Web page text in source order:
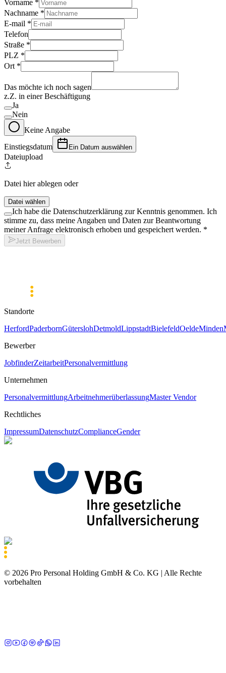
Vorname *
Nachname *
E-mail *
Telefon
Straße *
PLZ *
Ort *
Das möchte ich noch sagen
z.Z. in einer Beschäftigung
Ja
Nein
Keine Angabe
Einstiegsdatum
Ein Datum auswählen
Dateiupload
Datei hier ablegen oder
Datei wählen
Ich habe die Datenschutzerklärung zur Kenntnis genommen. Ich
stimme zu, dass meine Angaben und Daten zur Beantwortung
meiner Anfrage elektronisch erhoben und gespeichert werden. *
Jetzt Bewerben
Standorte
HerfordPaderbornGüterslohDetmoldLippstadtBielefeldOeldeMinden
Bewerber
JobfinderZeitarbeitPersonalvermittlung
Unternehmen
PersonalvermittlungArbeitnehmerüberlassungMaster Vendor
Rechtliches
ImpressumDatenschutzComplianceGender
© 2026 Pro Personal Holding GmbH & Co. KG | Alle Rechte
vorbehalten